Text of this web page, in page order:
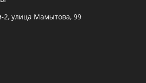
2, улица Мамытова, 99